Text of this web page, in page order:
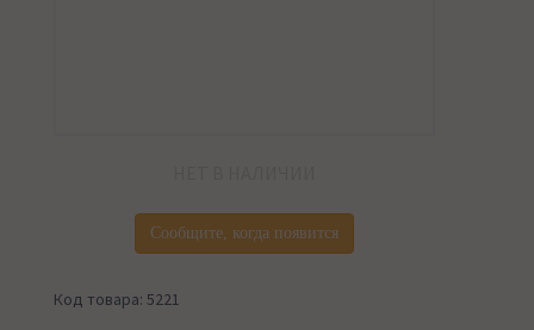
Сообщите, когда появится
Код товара: 5221